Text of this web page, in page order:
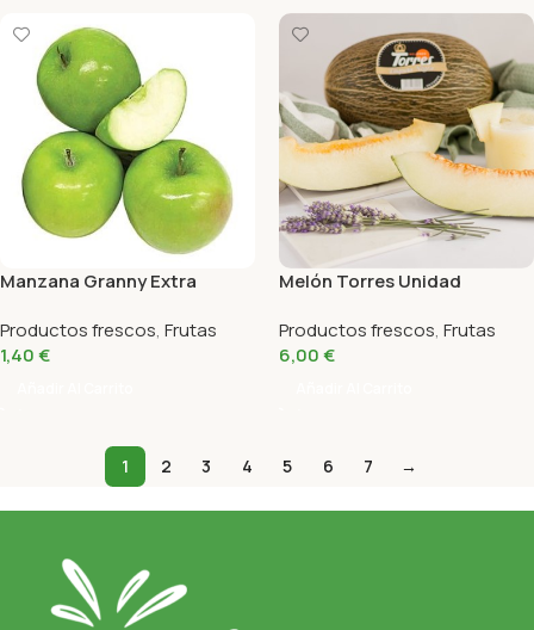
Manzana Granny Extra
Productos frescos, Frutas
1,40€
Melón Torres Unidad
Productos frescos, Frutas
6,00€
1 2 3 4 5 6 7 →